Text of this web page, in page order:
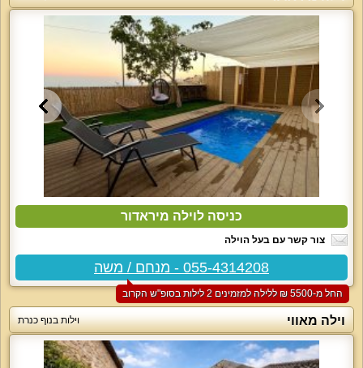
כניסה לוילה מיראדור
צור קשר עם בעל הוילה
055-4314208 - מנחם / משה
החל מ-‏5500 ₪ ללילה למזמינים 2 לילות בסופ"ש הקרוב
וילה מאווי וילות בנוף כנרת